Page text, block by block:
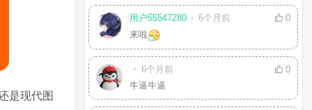
是现代图
用户55547280 6个月前
0
来啦
6个月前
0
牛逼牛逼